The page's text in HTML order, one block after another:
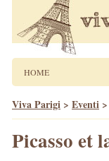
HOME
Viva Parigi > Eventi >
Picasso et